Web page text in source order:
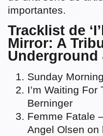
importantes.
Tracklist de
Mirror: A
Underground
Sunday
I’m Waiting
Berninger
Femme Fatale
Angel Olsen on